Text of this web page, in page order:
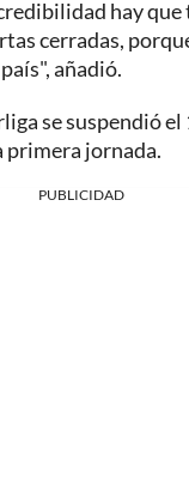
hay
cerradas,
añadió.
se suspendió
primera jornada.
PUBLICIDAD